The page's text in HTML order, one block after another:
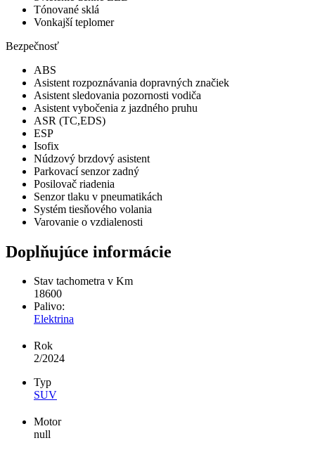
Tónované sklá
Vonkajší teplomer
Bezpečnosť
ABS
Asistent rozpoznávania dopravných značiek
Asistent sledovania pozornosti vodiča
Asistent vybočenia z jazdného pruhu
ASR (TC,EDS)
ESP
Isofix
Núdzový brzdový asistent
Parkovací senzor zadný
Posilovač riadenia
Senzor tlaku v pneumatikách
Systém tiesňového volania
Varovanie o vzdialenosti
Doplňujúce informácie
Stav tachometra v Km
18600
Palivo:
Elektrina
Rok
2/2024
Typ
SUV
Motor
null